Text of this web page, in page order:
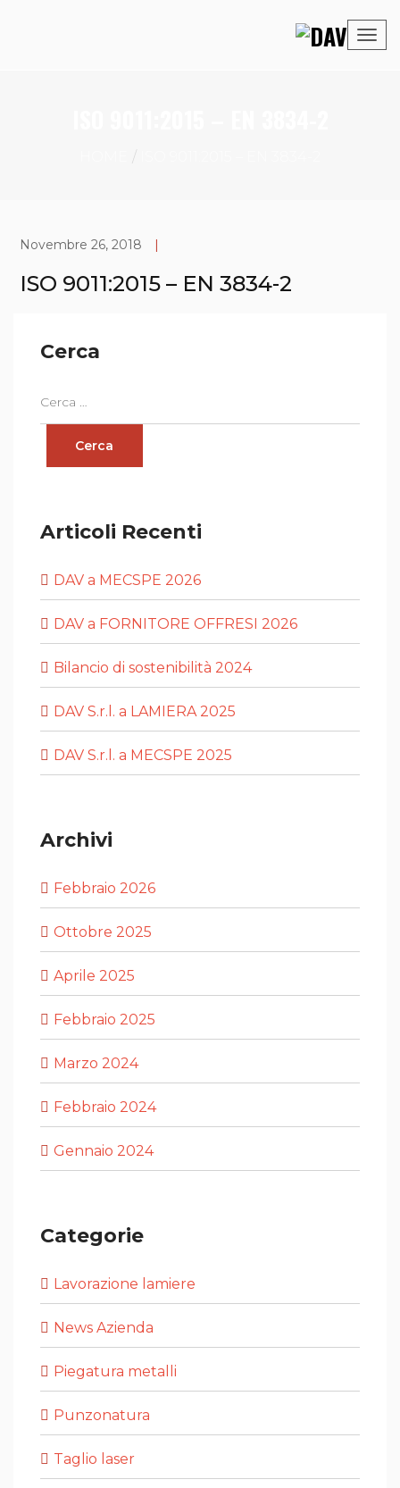
Novembre 26, 2018 |
ISO 9011:2015 – EN 3834-2
Cerca
Articoli Recenti
DAV a MECSPE 2026
DAV a FORNITORE OFFRESI 2026
Bilancio di sostenibilità 2024
DAV S.r.l. a LAMIERA 2025
DAV S.r.l. a MECSPE 2025
Archivi
Febbraio 2026
Ottobre 2025
Aprile 2025
Febbraio 2025
Marzo 2024
Febbraio 2024
Gennaio 2024
Categorie
Lavorazione lamiere
News Azienda
Piegatura metalli
Punzonatura
Taglio laser